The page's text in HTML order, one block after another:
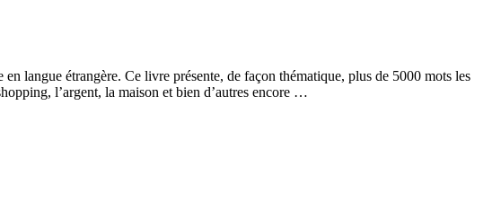
langue étrangère. Ce livre présente, de façon thématique, plus de 5000 mots les
l’argent, la maison et bien d’autres encore …